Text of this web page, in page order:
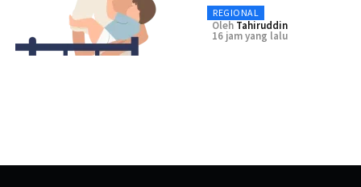
REGIONAL
Oleh Tahiruddin
16 jam yang lalu